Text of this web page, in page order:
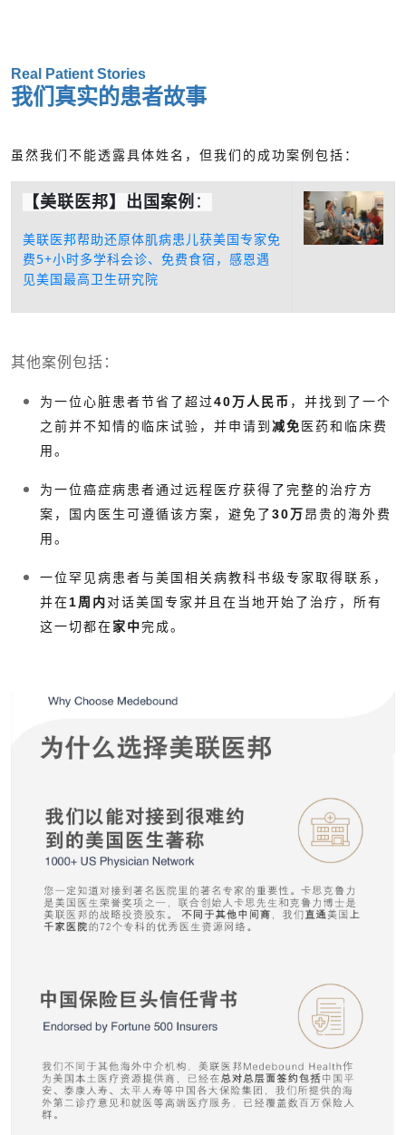
Real Patient Stories
我们真实的患者故事
虽然我们不能透露具体姓名，但我们的成功案例包括：
【美联医邦】出国案例 ：
美联医邦帮助还原体肌病患儿获美国专家免
费5+小时多学科会诊、免费食宿，感恩遇
见美国最高卫生研究院
其他案例包括：
为一位心脏患者节省了超过40万人民币 ，并找到了一个
之前并不知情的临床试验，并申请到 减免 医药和临床费
用。
为一位癌症病患者通过远程医疗获得了完整的治疗方
案，国内医生可遵循该方案，避免了30万昂贵的海外费
用。
一位罕见病患者与美国相关病教科书级专家取得联系，
并在1周内对话美国专家并且在当地开始了治疗，所有
这一切都在家中完成。